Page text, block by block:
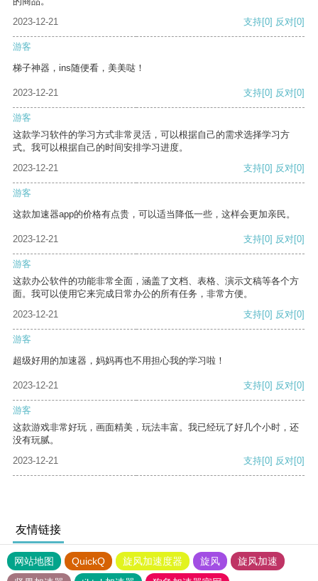
2023-12-21
支持[0] 反对[0]
游客
梯子神器，ins随便看，美美哒！
2023-12-21 支持[0] 反对[0]
游客
这款学习软件的学习方式非常灵活，可以根据自己的需求选择学习方
式。我可以根据自己的时间安排学习进度。
2023-12-21
支持[0] 反对[0]
游客
这款加速器app的价格有点贵，可以适当降低一些，这样会更加亲民。
2023-12-21 支持[0] 反对[0]
游客
这款办公软件的功能非常全面，涵盖了文档、表格、演示文稿等各个方
面。我可以使用它来完成日常办公的所有任务，非常方便。
2023-12-21
支持[0] 反对[0]
游客
超级好用的加速器，妈妈再也不用担心我的学习啦！
2023-12-21 支持[0] 反对[0]
游客
这款游戏非常好玩，画面精美，玩法丰富。我已经玩了好几个小时，还
没有玩腻。
2023-12-21
支持[0] 反对[0]
友情链接
网站地图 QuickQ 旋风加速度器 旋风
旋风加速